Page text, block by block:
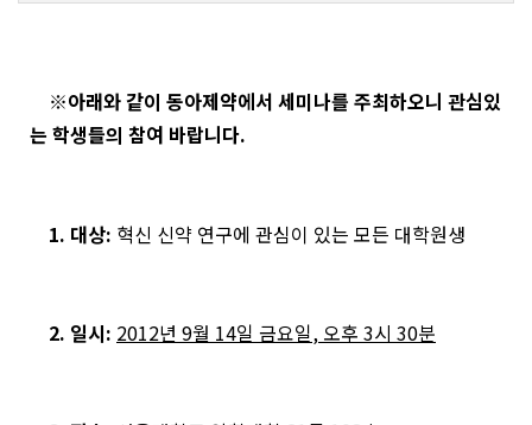
※아래와 같이 동아제약에서 세미나를 주최하오니 관심있
는 학생들의 참여 바랍니다.
1. 대상: 혁신 신약 연구에 관심이 있는 모든 대학원생
2. 일시: 2012년 9월 14일 금요일, 오후 3시 30분